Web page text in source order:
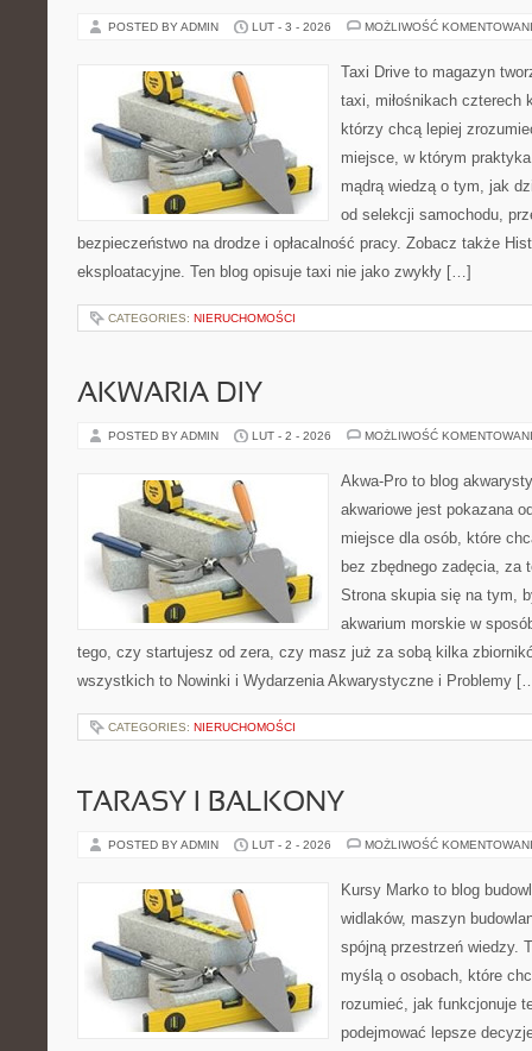
POSTED BY ADMIN LUT - 3 - 2026 MOŻLIWOŚĆ
Taxi Drive to magazyn
taxi, miłośnikach czterech
którzy chcą lepiej
miejsce, w którym
mądrą wiedzą o tym, jak
od selekcji samochodu,
bezpieczeństwo na drodze i opłacalność pracy. Zobacz także
eksploatacyjne. Ten blog opisuje taxi nie jako zwykły […]
CATEGORIES: NIERUCHOMOŚCI
AKWARIA DIY
POSTED BY ADMIN LUT - 2 - 2026 MOŻLIWOŚĆ
Akwa-Pro to blog
akwariowe jest pokazana
miejsce dla osób, które
bez zbędnego zadęcia, za
Strona skupia się na tym,
akwarium morskie w
tego, czy startujesz od zera, czy masz już za sobą kilka
wszystkich to Nowinki i Wydarzenia Akwarystyczne i Problemy
CATEGORIES: NIERUCHOMOŚCI
TARASY I BALKONY
POSTED BY ADMIN LUT - 2 - 2026 MOŻLIWOŚĆ
Kursy Marko to blog
widlaków, maszyn
spójną przestrzeń wiedzy.
myślą o osobach, które
rozumieć, jak funkcjonuje
podejmować lepsze